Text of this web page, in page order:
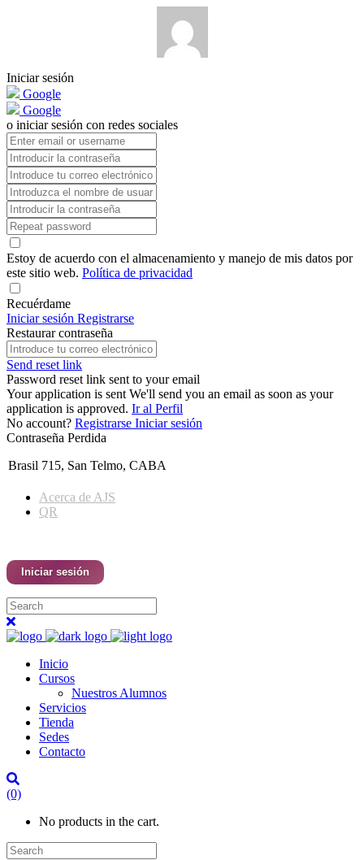
Iniciar sesión
Google
Google
o iniciar sesión con redes sociales
Estoy de acuerdo con el almacenamiento y manejo de mis datos por
este sitio web. Política de privacidad
Recuérdame
Iniciar sesión Registrarse
Restaurar contraseña
Send reset link
Password reset link sent to your email
Your application is sent We'll send you an email as soon as your
application is approved. Ir al Perfil
No account? Registrarse Iniciar sesión
Contraseña Perdida
Brasil 715, San Telmo, CABA
Acerca de AJS
QR
Iniciar sesión
Inicio
Cursos
Nuestros Alumnos
Servicios
Tienda
Sedes
Contacto
(0)
No products in the cart.